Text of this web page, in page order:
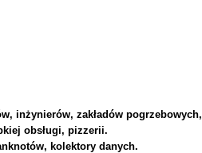
inżynierów, zakładów
obsługi, pizzerii.
kolektory danych.